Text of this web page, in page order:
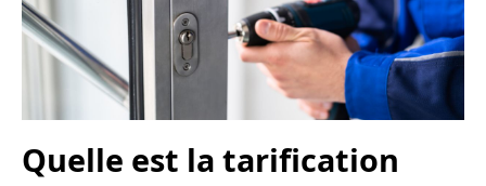
Quelle est la tarification